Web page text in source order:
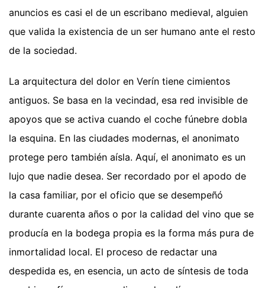
anuncios es casi el de un escribano medieval, alguien
que valida la existencia de un ser humano ante el resto
de la sociedad.
La arquitectura del dolor en Verín tiene cimientos
antiguos. Se basa en la vecindad, esa red invisible de
apoyos que se activa cuando el coche fúnebre dobla
la esquina. En las ciudades modernas, el anonimato
protege pero también aísla. Aquí, el anonimato es un
lujo que nadie desea. Ser recordado por el apodo de
la casa familiar, por el oficio que se desempeñó
durante cuarenta años o por la calidad del vino que se
producía en la bodega propia es la forma más pura de
inmortalidad local. El proceso de redactar una
despedida es, en esencia, un acto de síntesis de toda